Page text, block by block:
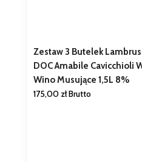
Zestaw 3 Butelek
DOC Amabile Cavicchioli
Wino Musujące 1,5L 8%
175,00 złBrutto